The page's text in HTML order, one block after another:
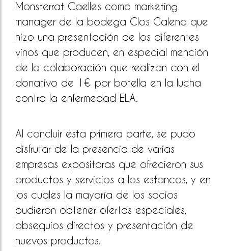
Monsterrat Caelles como marketing
manager de la bodega Clos Galena que
hizo una presentación de los diferentes
vinos que producen, en especial mención
de la colaboración que realizan con el
donativo de 1€ por botella en la lucha
contra la enfermedad ELA.
Al concluir esta primera parte, se pudo
disfrutar de la presencia de varias
empresas expositoras que ofrecieron sus
productos y servicios a los estancos, y en
los cuales la mayoría de los socios
pudieron obtener ofertas especiales,
obsequios directos y presentación de
nuevos productos.